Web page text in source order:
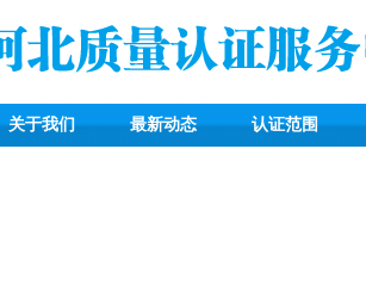
关于我们 最新动态 认证范围